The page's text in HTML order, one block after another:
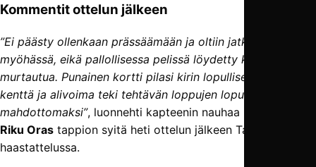
Kommentit ottelun jälkeen
”Ei päästy ollenkaan prässäämään ja oltiin jatkuvasti
myöhässä, eikä pallollisessa pelissä löydetty keinoja
murtautua. Punainen kortti pilasi kirin lopullisesti. Iso
kenttä ja alivoima teki tehtävän loppujen lopuksi
mahdottomaksi”, luonnehti kapteenin nauhaa kantanut
Riku Oras tappion syitä heti ottelun jälkeen TamU-TV:n
haastattelussa.